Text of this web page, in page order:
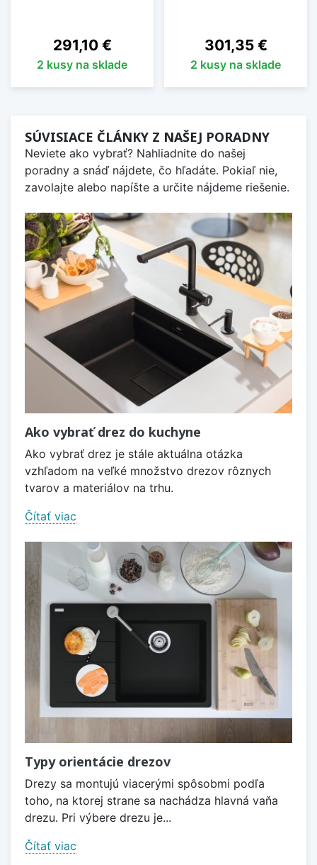
Cena
291,10 €
2 kusy na sklade
Cena
301,35 €
2 kusy na sklade
SÚVISIACE ČLÁNKY Z NAŠEJ PORADNY
Neviete ako vybrať? Nahliadnite do našej
poradny a snáď nájdete, čo hľadáte. Pokiaľ nie,
zavolajte alebo napíšte a určite nájdeme riešenie.
Ako vybrať drez do kuchyne
Ako vybrať drez je stále aktuálna otázka
vzhľadom na veľké množstvo drezov rôznych
tvarov a materiálov na trhu.
Čítať viac
Typy orientácie drezov
Drezy sa montujú viacerými spôsobmi podľa
toho, na ktorej strane sa nachádza hlavná vaňa
drezu. Pri výbere drezu je...
Čítať viac